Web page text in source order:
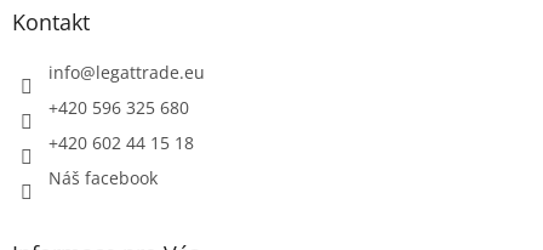
Kontakt
info@legattrade.eu
+420 596 325 680
+420 602 44 15 18
Náš facebook